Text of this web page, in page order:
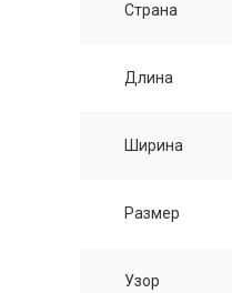
Страна
Длина
Ширина
Размер
Узор